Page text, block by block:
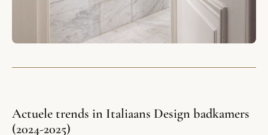
Actuele trends in Italiaans Design badkamers
(2024-2025)